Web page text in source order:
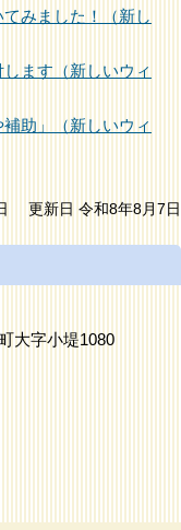
みました！（新し
ます（新しいウィ
助」（新しいウィ
更新日 令和8年8月7日
大字小堤1080